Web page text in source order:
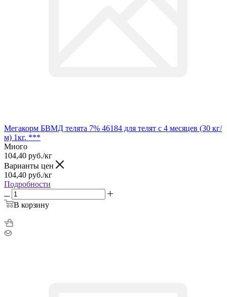
Мегакорм БВМД телята 7% 46184 для телят с 4 месяцев (30 кг/
м) 1кг. ***
Много
104,40 руб./кг
Варианты цен
104,40 руб./кг
Подробности
В корзину